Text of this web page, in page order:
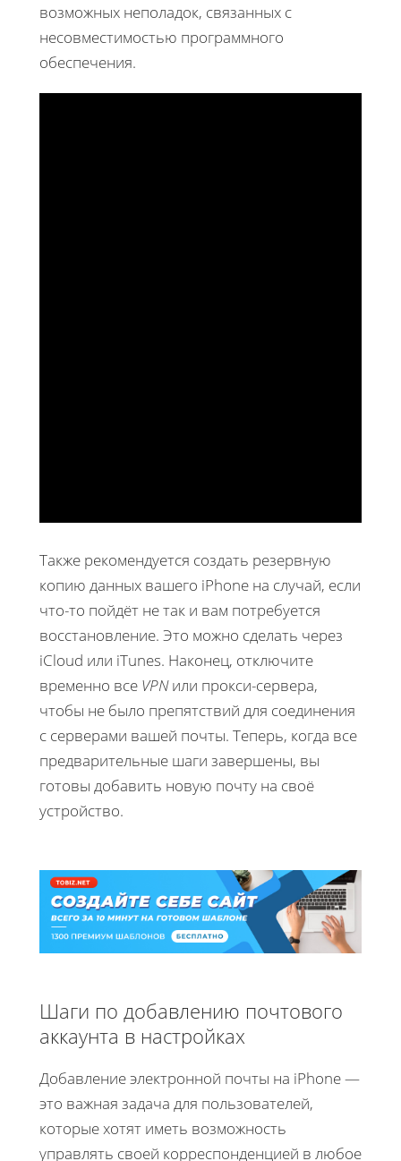
возможных неполадок, связанных с
несовместимостью программного
обеспечения.
Также рекомендуется создать резервную
копию данных вашего iPhone на случай, если
что-то пойдёт не так и вам потребуется
восстановление. Это можно сделать через
iCloud или iTunes. Наконец, отключите
временно все VPNили прокси-сервера,
чтобы не было препятствий для соединения
с серверами вашей почты. Теперь, когда все
предварительные шаги завершены, вы
готовы добавить новую почту на своё
устройство.
Шаги по добавлению почтового
аккаунта в настройках
Добавление электронной почты на iPhone —
это важная задача для пользователей,
которые хотят иметь возможность
управлять своей корреспонденцией в любое